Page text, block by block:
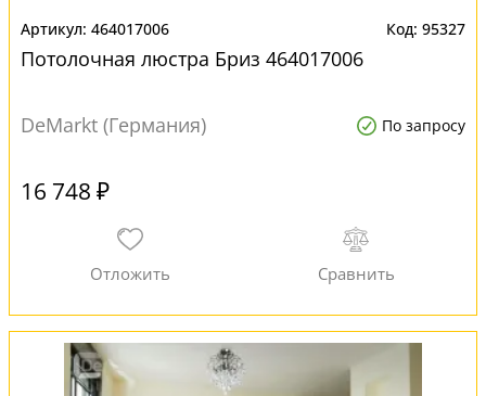
464017006 95327
Потолочная люстра Бриз 464017006
DeMarkt (Германия) По запросу
16 748 ₽